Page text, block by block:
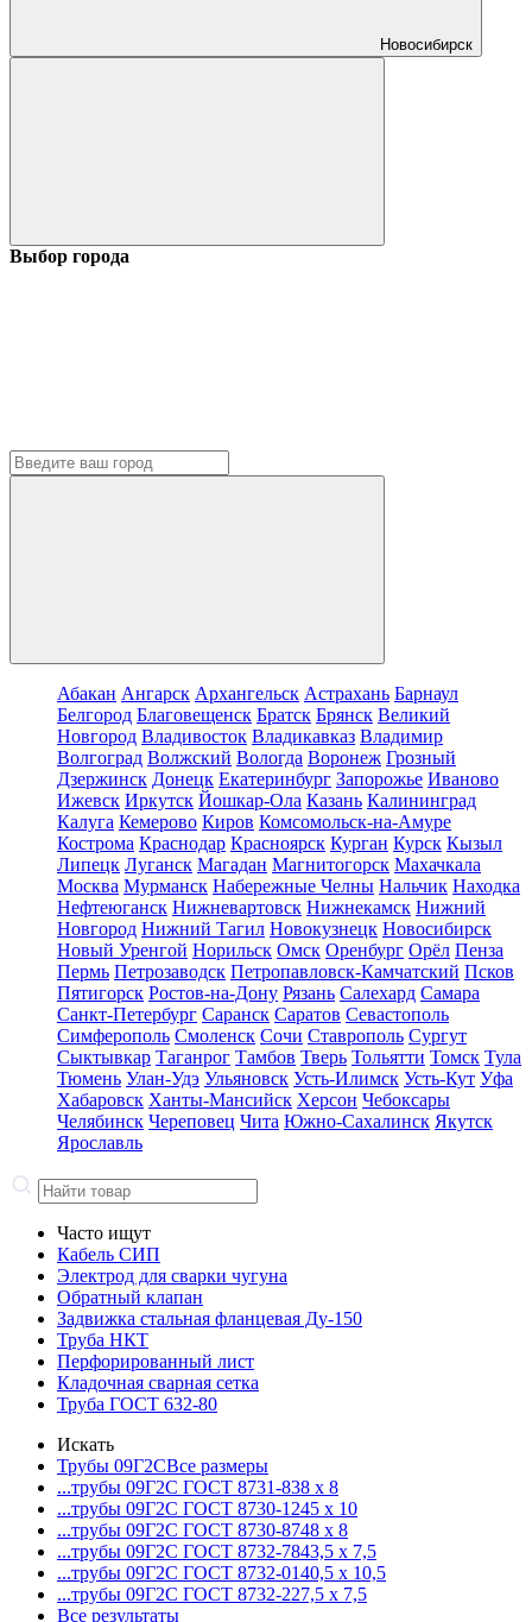
Новосибирск
Выбор города
Абакан Ангарск Архангельск Астрахань Барнаул
Белгород Благовещенск Братск Брянск Великий
Новгород Владивосток Владикавказ Владимир
Волгоград Волжский Вологда Воронеж Грозный
Дзержинск Донецк Екатеринбург Запорожье Иваново
Ижевск Иркутск Йошкар-Ола Казань Калининград
Калуга Кемерово Киров Комсомольск-на-Амуре
Кострома Краснодар Красноярск Курган Курск Кызыл
Липецк Луганск Магадан Магнитогорск Махачкала
Москва Мурманск Набережные Челны Нальчик Находка
Нефтеюганск Нижневартовск Нижнекамск Нижний
Новгород Нижний Тагил Новокузнецк Новосибирск
Новый Уренгой Норильск Омск Оренбург Орёл Пенза
Пермь Петрозаводск Петропавловск-Камчатский Псков
Пятигорск Ростов-на-Дону Рязань Салехард Самара
Санкт-Петербург Саранск Саратов Севастополь
Симферополь Смоленск Сочи Ставрополь Сургут
Сыктывкар Таганрог Тамбов Тверь Тольятти Томск Тула
Тюмень Улан-Удэ Ульяновск Усть-Илимск Усть-Кут Уфа
Хабаровск Ханты-Мансийск Херсон Чебоксары
Челябинск Череповец Чита Южно-Сахалинск Якутск
Ярославль
Часто ищут
Кабель СИП
Электрод для сварки чугуна
Обратный клапан
Задвижка стальная фланцевая Ду-150
Труба НКТ
Перфорированный лист
Кладочная сварная сетка
Труба ГОСТ 632-80
Искать
Трубы 09Г2СВсе размеры
...трубы 09Г2С ГОСТ 8731-838 x 8
...трубы 09Г2С ГОСТ 8730-1245 x 10
...трубы 09Г2С ГОСТ 8730-8748 x 8
...трубы 09Г2С ГОСТ 8732-7843,5 x 7,5
...трубы 09Г2С ГОСТ 8732-0140,5 x 10,5
...трубы 09Г2С ГОСТ 8732-227,5 x 7,5
Все результаты